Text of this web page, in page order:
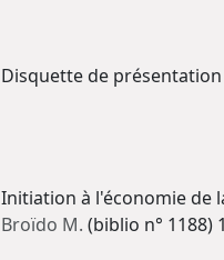
Disquette de présentation
Initiation à l'économie de
Broïdo M. (biblio n° 1188)